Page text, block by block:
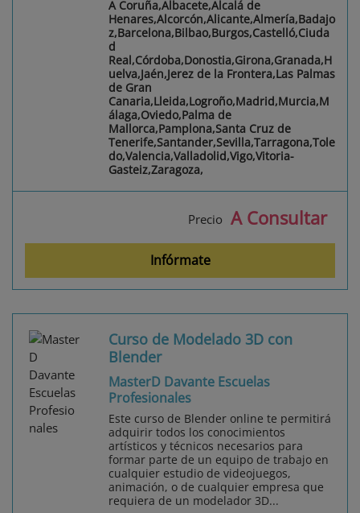
A Coruña,Albacete,Alcalá de
Henares,Alcorcón,Alicante,Almería,Badajo
z,Barcelona,Bilbao,Burgos,Castelló,Ciuda
d
Real,Córdoba,Donostia,Girona,Granada,H
uelva,Jaén,Jerez de la Frontera,Las Palmas
de Gran
Canaria,Lleida,Logroño,Madrid,Murcia,M
álaga,Oviedo,Palma de
Mallorca,Pamplona,Santa Cruz de
Tenerife,Santander,Sevilla,Tarragona,Tole
do,Valencia,Valladolid,Vigo,Vitoria-
Gasteiz,Zaragoza,
Precio A Consultar
Infórmate
Curso de Modelado 3D con
Blender
MasterD Davante Escuelas
Profesionales
Este curso de Blender online te permitirá
adquirir todos los conocimientos
artísticos y técnicos necesarios para
formar parte de un equipo de trabajo en
cualquier estudio de videojuegos,
animación, o de cualquier empresa que
requiera de un modelador 3D...